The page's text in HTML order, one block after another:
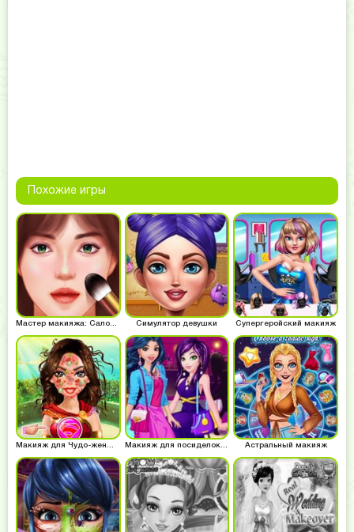
Похожие игры
Симулятор девушки Супергеройский макияж
Макияж для Чудо-женщины Макияж для посиделок на крыше Астральный макияж